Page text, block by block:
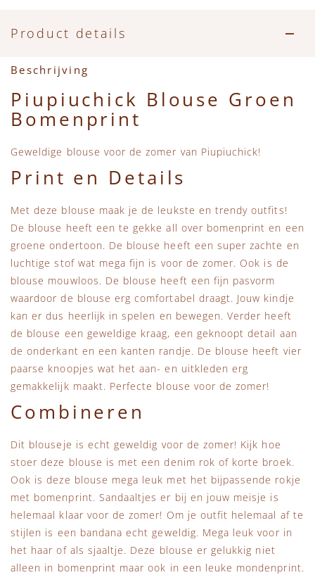
Zwemkleding
Feestkleding
Beren, Speendoekjes en Knuffeldoekjes
Verzorgingsproducten
Beren
Mini Rodini
+1 in the family
New Balance
Piupiuchick
Sproet & Sprout
Tiny Cottons
Product details
Beschrijving
Piupiuchick Blouse Groen
Bomenprint
Geweldige blouse voor de zomer van Piupiuchick!
Print en Details
Met deze blouse maak je de leukste en trendy outfits!
De blouse heeft een te gekke all over bomenprint en een
groene ondertoon. De blouse heeft een super zachte en
luchtige stof wat mega fijn is voor de zomer. Ook is de
blouse mouwloos. De blouse heeft een fijn pasvorm
waardoor de blouse erg comfortabel draagt. Jouw kindje
kan er dus heerlijk in spelen en bewegen. Verder heeft
de blouse een geweldige kraag, een geknoopt detail aan
de onderkant en een kanten randje. De blouse heeft vier
paarse knoopjes wat het aan- en uitkleden erg
gemakkelijk maakt. Perfecte blouse voor de zomer!
Combineren
Dit blouseje is echt geweldig voor de zomer! Kijk hoe
stoer deze blouse is met een denim rok of korte broek.
Ook is deze blouse mega leuk met het bijpassende rokje
met bomenprint. Sandaaltjes er bij en jouw meisje is
helemaal klaar voor de zomer! Om je outfit helemaal af te
stijlen is een bandana echt geweldig. Mega leuk voor in
het haar of als sjaaltje. Deze blouse er gelukkig niet
alleen in bomenprint maar ook in een leuke mondenprint.